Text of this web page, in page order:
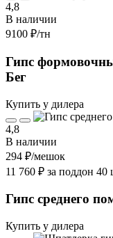
4,8
В наличии
9100 ₽/тн
Гипс
Бег
Купить у дилера
4,8
В наличии
294 ₽/мешок
11 760 ₽ за поддон 40
Гипс среднего
Купить у дилера